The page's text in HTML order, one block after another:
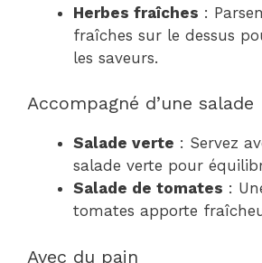
Herbes fraîches :
fraîches sur le dessus
les saveurs.
Accompagné d’une salade
Salade verte : Servez
salade verte pour
Salade de tomates :
tomates apporte
Avec du pain